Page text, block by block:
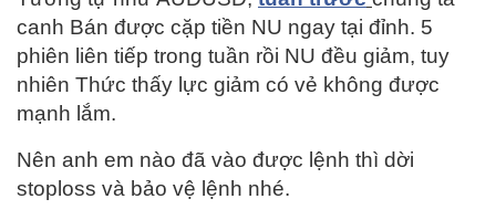
canh Bán được cặp tiền NU ngay tại đỉnh. 5
phiên liên tiếp trong tuần rồi NU đều giảm, tuy
nhiên Thức thấy lực giảm có vẻ không được
mạnh lắm.
Nên anh em nào đã vào được lệnh thì dời
stoploss và bảo vệ lệnh nhé.